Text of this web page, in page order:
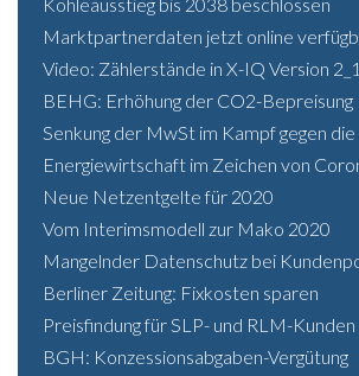
Marktpartnerdaten jetzt online
Video: Zählerstände in X-IQ Version 2_1
BEHG: Erhöhung der CO2-Bepreisung
Senkung der MwSt im Kampf gegen
Energiewirtschaft im Zeichen von
Neue Netzentgelte für 2020
Vom Interimsmodell zur Mako 2020
Mangelnder Datenschutz bei
Berliner Zeitung: Fixkosten sparen
Preisfindung für SLP- und RLM-Kunden
BGH: Konzessionsabgaben-Vergütung